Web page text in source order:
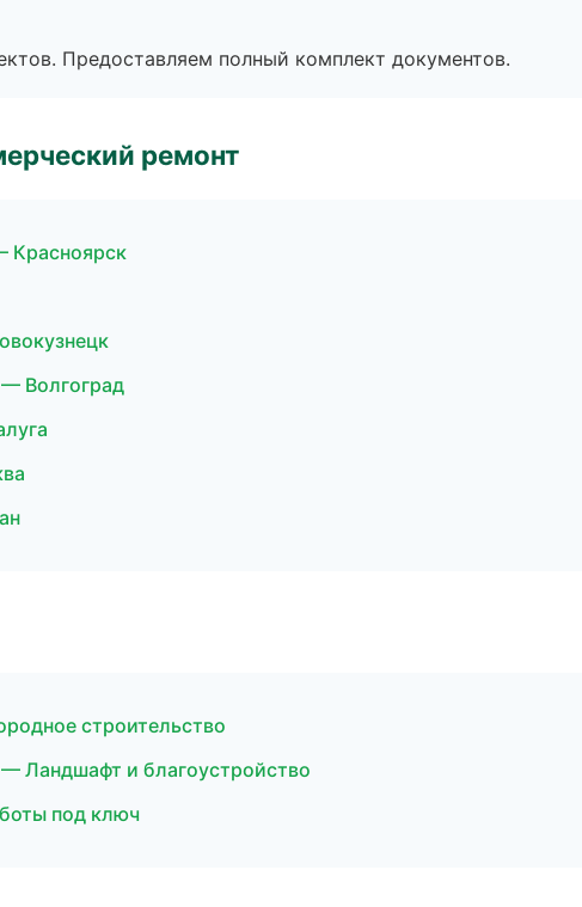
Предоставляем полный комплект документов.
ремонт
Красноярск
Волгоград
строительство
Ландшафт и благоустройство
под ключ